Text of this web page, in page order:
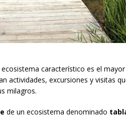
característico es el
actividades, excursiones y visitas
milagros.
de un ecosistema denominado